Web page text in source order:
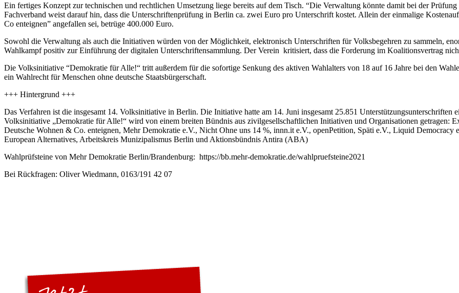
Ein fertiges Konzept zur technischen und rechtlichen Umsetzung liege bereits auf dem Tisch. “Die Verwaltung könnte damit bei der
Fachverband weist darauf hin, dass die Unterschriftenprüfung in Berlin ca. zwei Euro pro Unterschrift kostet. Allein der einmalige
Co enteignen” angefallen sei, betrüge 400.000 Euro.
Sowohl die Verwaltung als auch die Initiativen würden von der Möglichkeit, elektronisch Unterschriften für Volksbegehren zu sammeln,
Wahlkampf positiv zur Einführung der digitalen Unterschriftensammlung. Der Verein kritisiert, dass die Forderung im Koalitionsvertrag
Die Volksinitiative “Demokratie für Alle!“ tritt außerdem für die sofortige Senkung des aktiven Wahlalters von 18 auf 16 Jahre bei den
ein Wahlrecht für Menschen ohne deutsche Staatsbürgerschaft.
+++ Hintergrund +++
Das Verfahren ist die insgesamt 14. Volksinitiative in Berlin. Die Initiative hatte am 14. Juni insgesamt 25.851
Volksinitiative „Demokratie für Alle!“ wird von einem breiten Bündnis aus zivilgesellschaftlichen Initiativen und Organisationen getragen:
Deutsche Wohnen & Co. enteignen, Mehr Demokratie e.V., Nicht Ohne uns 14 %, innn.it e.V., openPetition, Späti e.V., Liquid
European Alternatives, Arbeitskreis Munizipalismus Berlin und Aktionsbündnis Antira (ABA)
Wahlprüfsteine von Mehr Demokratie Berlin/Brandenburg: https://bb.mehr-demokratie.de/wahlpruefsteine2021
Bei Rückfragen: Oliver Wiedmann, 0163/191 42 07